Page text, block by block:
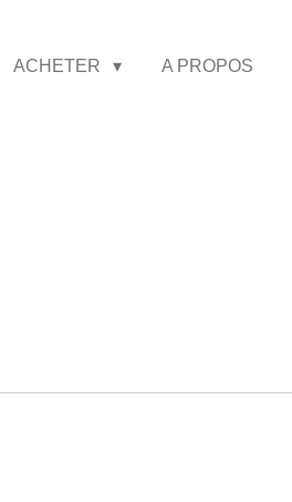
ACHETER A PROPOS